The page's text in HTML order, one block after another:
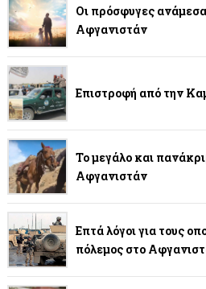
Οι πρόσφυγες
Αφγανιστάν
Επιστροφή από την
Το μεγάλο και
Αφγανιστάν
Επτά λόγοι για τους
πόλεμος στο